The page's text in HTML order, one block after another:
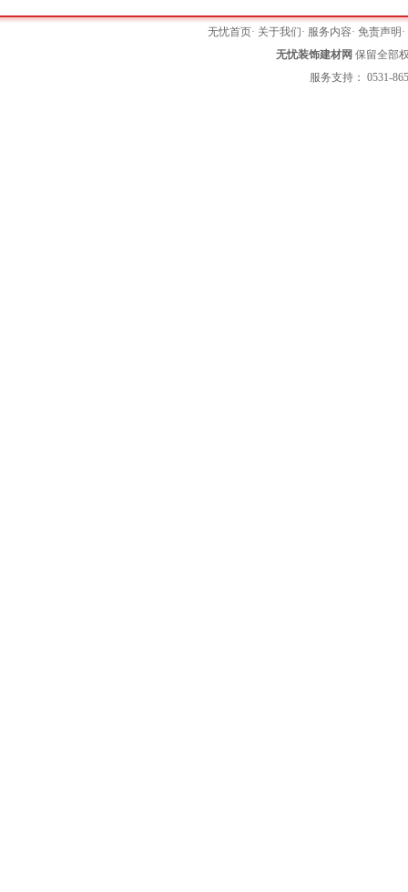
无忧首页· 关于我们· 服务内容·免责声明 ·
无忧装饰建材网 保留全部
服务支持： 0531-